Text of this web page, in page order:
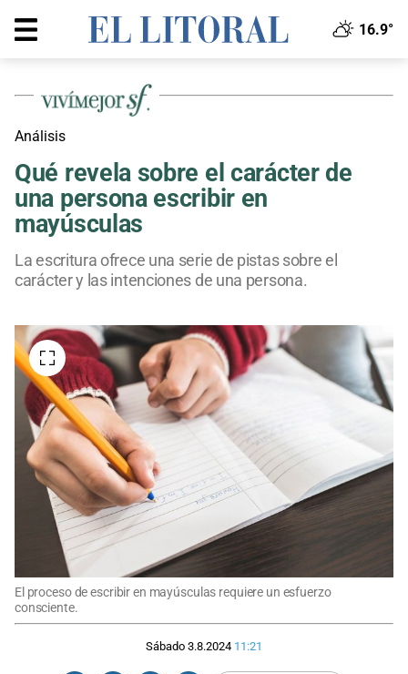
16.9°
Análisis
Qué revela sobre el carácter de
una persona escribir en
mayúsculas
La escritura ofrece una serie de pistas sobre el
carácter y las intenciones de una persona.
El proceso de escribir en mayúsculas requiere un esfuerzo
consciente.
Sábado 3.8.2024 11:21